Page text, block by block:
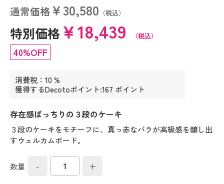
通常価格￥30,580 （税込）
特別価格￥18,439 （税込）
40%OFF
消費税：10 %
獲得するDecotoポイント:167 ポイント
存在感ばっちりの３段のケーキ
３段のケーキをモチーフに、真っ赤なバラが高級感を醸し出
すウェルカムボード。
数量 - +